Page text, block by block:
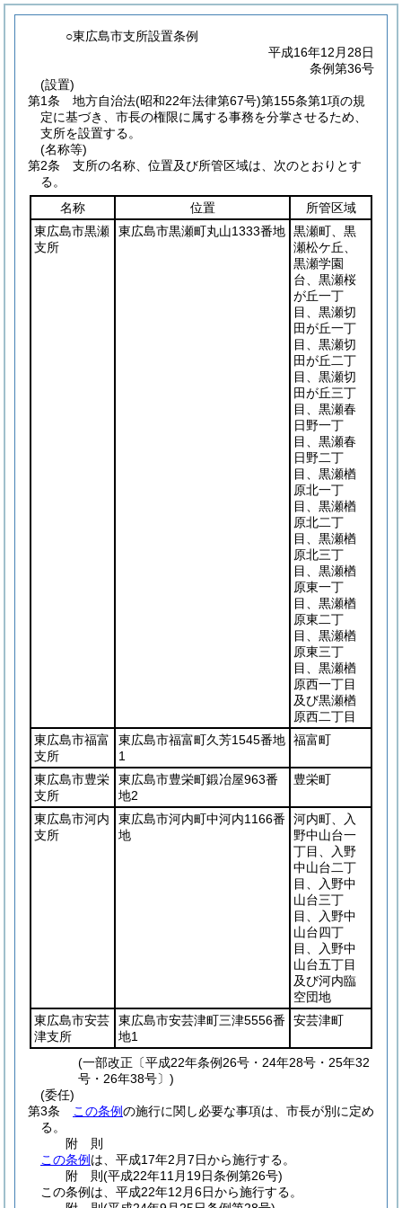
○東広島市支所設置条例
平成16年12月28日
条例第36号
(設置)
第1条
地方自治法(昭和22年法律第67号)第155条第1項の規
定に基づき、市長の権限に属する事務を分掌させるため、
支所を設置する。
(名称等)
第2条
支所の名称、位置及び所管区域は、次のとおりとす
る。
名称
位置
所管区域
東広島市黒瀬
支所
東広島市黒瀬町丸山1333番地 黒瀬町、黒
瀬松ケ丘、
黒瀬学園
台、黒瀬桜
が丘一丁
目、黒瀬切
田が丘一丁
目、黒瀬切
田が丘二丁
目、黒瀬切
田が丘三丁
目、黒瀬春
日野一丁
目、黒瀬春
日野二丁
目、黒瀬楢
原北一丁
目、黒瀬楢
原北二丁
目、黒瀬楢
原北三丁
目、黒瀬楢
原東一丁
目、黒瀬楢
原東二丁
目、黒瀬楢
原東三丁
目、黒瀬楢
原西一丁目
及び黒瀬楢
原西二丁目
東広島市福富
支所
東広島市福富町久芳1545番地
1
福富町
東広島市豊栄
支所
東広島市豊栄町鍛冶屋963番
地2
豊栄町
東広島市河内
支所
東広島市河内町中河内1166番
地
河内町、入
野中山台一
丁目、入野
中山台二丁
目、入野中
山台三丁
目、入野中
山台四丁
目、入野中
山台五丁目
及び河内臨
空団地
東広島市安芸
津支所
東広島市安芸津町三津5556番
地1
安芸津町
(一部改正〔平成22年条例26号・24年28号・25年32
号・26年38号〕)
(委任)
第3条
この条例の施行に関し必要な事項は、市長が別に定め
る。
附 則
この条例 は、平成17年2月7日から施行する。
附 則(平成22年11月19日条例第26号)
この条例は、平成22年12月6日から施行する。